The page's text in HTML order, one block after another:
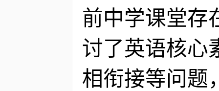
前中学课堂存
讨了英语核心
相衔接等问题